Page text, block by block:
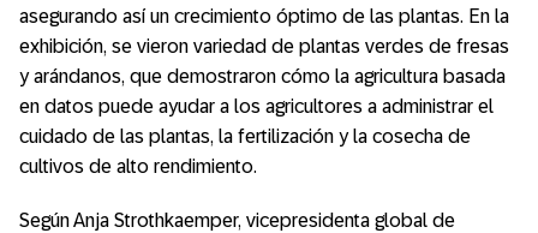
asegurando así un crecimiento óptimo de las plantas. En la
exhibición, se vieron variedad de plantas verdes de fresas
y arándanos, que demostraron cómo la agricultura basada
en datos puede ayudar a los agricultores a administrar el
cuidado de las plantas, la fertilización y la cosecha de
cultivos de alto rendimiento.
Según Anja Strothkaemper, vicepresidenta global de